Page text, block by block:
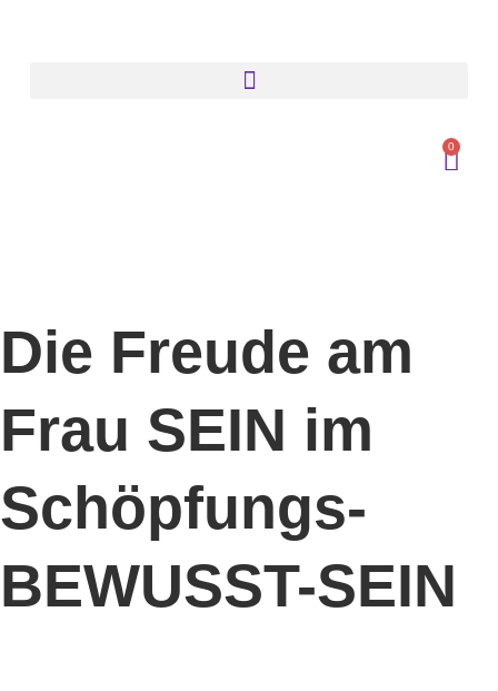
0
Die Freude am
Frau SEIN im
Schöpfungs-
BEWUSST-SEIN